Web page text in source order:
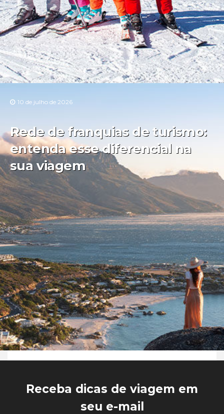
10 de julho de 2026
Rede de franquias de turismo:
entenda esse diferencial na
sua viagem
Receba dicas de viagem em
seu e-mail